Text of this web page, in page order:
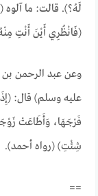
لَهُ؟). قالت: ما
(فَانْظُرِي أَيْنَ أَنْتِ
وعن عبد الرحمن
عليه وسلم) قال:
فَرْجَهَا، وَأَطَاعَتْ
شِئْتِ) (رواه أحمد).
==